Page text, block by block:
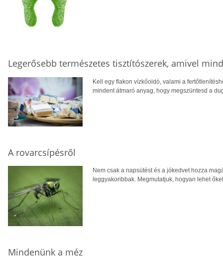
Legerősebb természetes tisztítószerek, amivel
Kell egy flakon vízkőoldó, valami a
mindent átmaró anyag, hogy megszüntesd a
A rovarcsípésről
Nem csak a napsütést és a jókedvet hozza
leggyakoribbak. Megmutatjuk, hogyan lehet
Mindenünk a méz